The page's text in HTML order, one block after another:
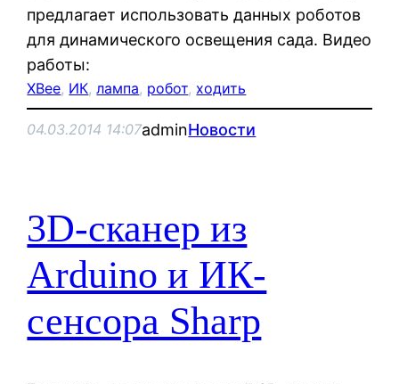
предлагает использовать данных роботов
для динамического освещения сада. Видео
работы:
XBee, ИК, лампа, робот, ходить
04.03.2014 14:07adminНовости
3D-сканер из
Arduino и ИК-
сенсора Sharp